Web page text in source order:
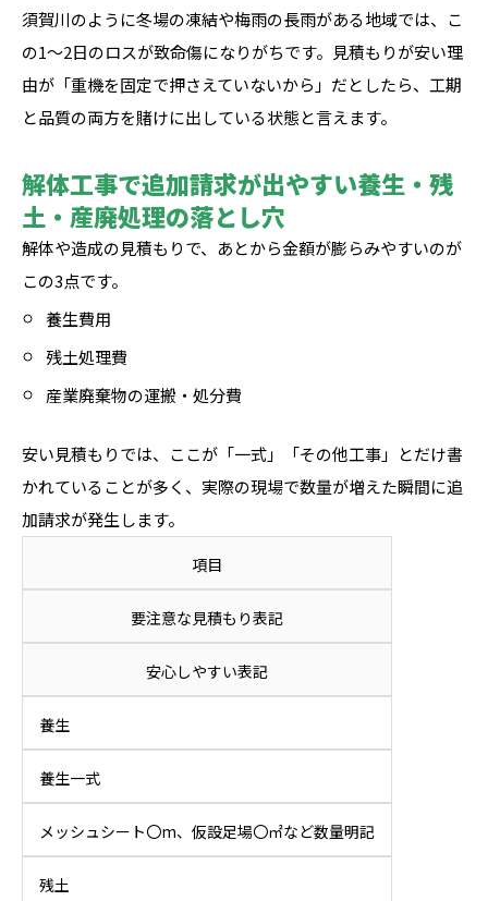
須賀川のように冬場の凍結や梅雨の長雨がある地域では、こ
の1〜2日のロスが致命傷になりがちです。見積もりが安い理
由が「重機を固定で押さえていないから」だとしたら、工期
と品質の両方を賭けに出している状態と言えます。
解体工事で追加請求が出やすい養生・残
土・産廃処理の落とし穴
解体や造成の見積もりで、あとから金額が膨らみやすいのが
この3点です。
養生費用
残土処理費
産業廃棄物の運搬・処分費
安い見積もりでは、ここが「一式」「その他工事」とだけ書
かれていることが多く、実際の現場で数量が増えた瞬間に追
加請求が発生します。
項目
要注意な見積もり表記
安心しやすい表記
養生
養生一式
メッシュシート〇m、仮設足場〇㎡など数量明記
残土